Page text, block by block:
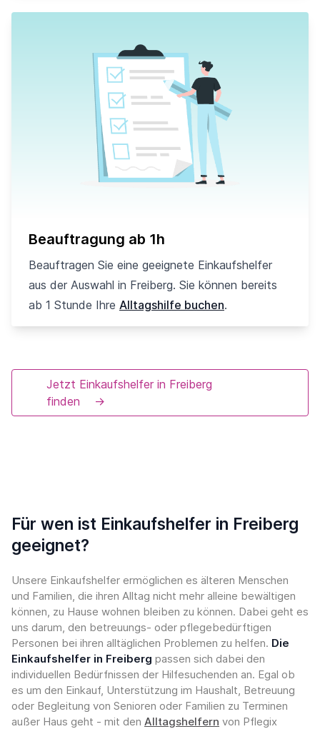
Beauftragung ab 1h
Beauftragen Sie eine geeignete Einkaufshelfer
aus der Auswahl in Freiberg. Sie können bereits
ab 1 Stunde Ihre Alltagshilfe buchen.
Jetzt Einkaufshelfer in Freiberg
finden
→
Für wen ist Einkaufshelfer in Freiberg
geeignet?
Unsere Einkaufshelfer ermöglichen es älteren Menschen
und Familien, die ihren Alltag nicht mehr alleine bewältigen
können, zu Hause wohnen bleiben zu können. Dabei geht es
uns darum, den betreuungs- oder pflegebedürftigen
Personen bei ihren alltäglichen Problemen zu helfen. Die
Einkaufshelfer in Freiberg passen sich dabei den
individuellen Bedürfnissen der Hilfesuchenden an. Egal ob
es um den Einkauf, Unterstützung im Haushalt, Betreuung
oder Begleitung von Senioren oder Familien zu Terminen
außer Haus geht - mit den Alltagshelfern von Pflegix